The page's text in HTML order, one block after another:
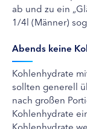
ab und zu ein
1/4l (Männer)
Abends keine
Kohlenhydrate
sollten generell
nach großen
Kohlenhydrate
Kohlenhydrate